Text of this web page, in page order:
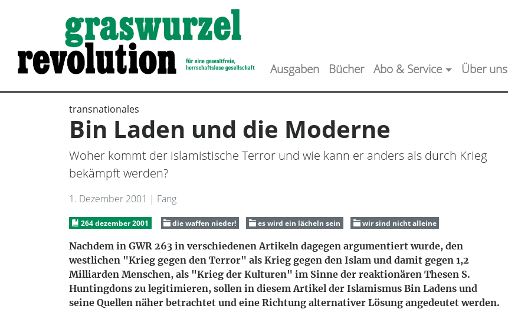
Ausgaben Bücher Abo & Service Über uns
transnationales
Bin Laden und die Moderne
Woher kommt der islamistische Terror und wie kann er anders als durch Krieg
bekämpft werden?
1. Dezember 2001 | Fang
264 dezember 2001 die waffen nieder! es wird ein lächeln sein wir sind nicht alleine
Nachdem in GWR 263 in verschiedenen Artikeln dagegen argumentiert wurde, den
westlichen "Krieg gegen den Terror" als Krieg gegen den Islam und damit gegen 1,2
Milliarden Menschen, als "Krieg der Kulturen" im Sinne der reaktionären Thesen S.
Huntingdons zu legitimieren, sollen in diesem Artikel der Islamismus Bin Ladens und
seine Quellen näher betrachtet und eine Richtung alternativer Lösung angedeutet werden.